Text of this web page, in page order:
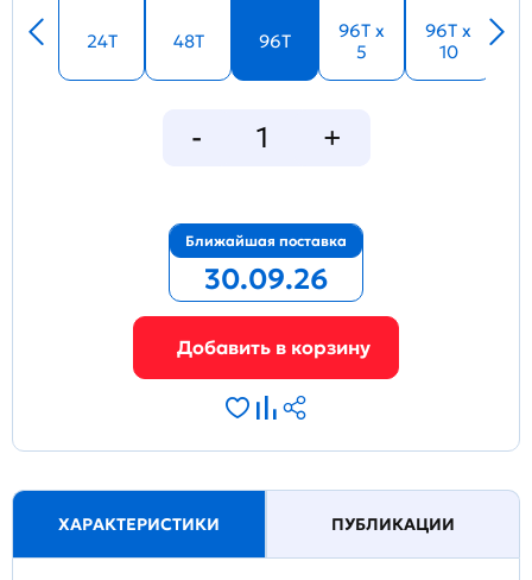
24T 48T 96T
96T x
5
96T x
10
Ближайшая поставка
30.09.26
ХАРАКТЕРИСТИКИ ПУБЛИКАЦИИ